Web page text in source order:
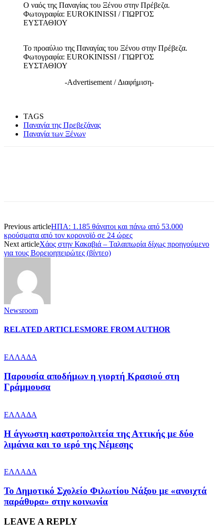
Ο ναός της Παναγίας του Ξένου στην Πρέβεζα.
Φωτογραφία: EUROKINISSI / ΓΙΩΡΓΟΣ
ΕΥΣΤΑΘΙΟΥ
Το προαύλιο της Παναγίας του Ξένου στην Πρέβεζα.
Φωτογραφία: EUROKINISSI / ΓΙΩΡΓΟΣ
ΕΥΣΤΑΘΙΟΥ
-Advertisement / Διαφήμιση-
TAGS
Παναγία της Πρεβεζάνας
Παναγία των Ξένων
Previous articleΗΠΑ: 1.185 θάνατοι και πάνω από 53.000
κρούσματα από τον κορονοϊό σε 24 ώρες
Next articleΧάος στην Κακαβιά – Ταλαιπωρία δίχως προηγούμενο
για τους Βορειοηπειρώτες (βίντεο)
Newsroom
RELATED ARTICLESMORE FROM AUTHOR
ΕΛΛΑΔΑ
Παρουσία αποδήμων η γιορτή Κρασιού στη
Γράμμουσα
ΕΛΛΑΔΑ
Η άγνωστη καστροπολιτεία της Αττικής με δύο
λιμάνια και το ιερό της Νέμεσης
ΕΛΛΑΔΑ
Το Δημοτικό Σχολείο Φιλωτίου Νάξου με «ανοιχτά
παράθυρα» στην κοινωνία
LEAVE A REPLY